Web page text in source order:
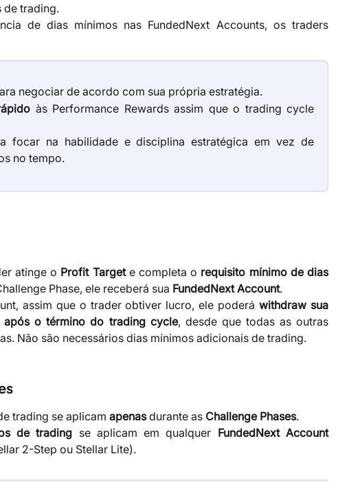
de trading.
de dias mínimos nas FundedNext Accounts, os traders
negociar de acordo com sua própria estratégia.
às Performance Rewards assim que o trading cycle
focar na habilidade e disciplina estratégica em vez de
no tempo.
atinge o Profit Targete completa o requisito mínimo de dias
Phase, ele receberá sua FundedNext Account.
assim que o trader obtiver lucro, ele poderáwithdraw sua
após o término do trading cycle, desde que todas as outras
Não são necessários dias mínimos adicionais de trading.
trading se aplicam apenasdurante as Challenge Phases.
de trading se aplicam em qualquer FundedNext Account
2-Step ou Stellar Lite).